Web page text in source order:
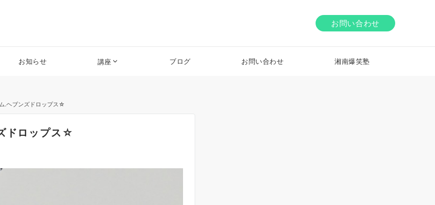
お問い合わせ
お知らせ 講座 ブログ お問い合わせ 湘南爆笑塾
.ヘブンズドロップス☆
ドロップス☆